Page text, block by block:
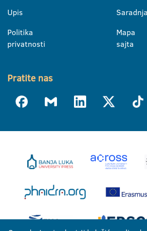
Upis
Politika
privatnosti
Saradnja
Mapa
sajta
Pratite nas